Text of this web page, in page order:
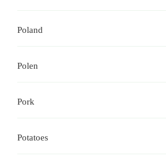
Poland
Polen
Pork
Potatoes